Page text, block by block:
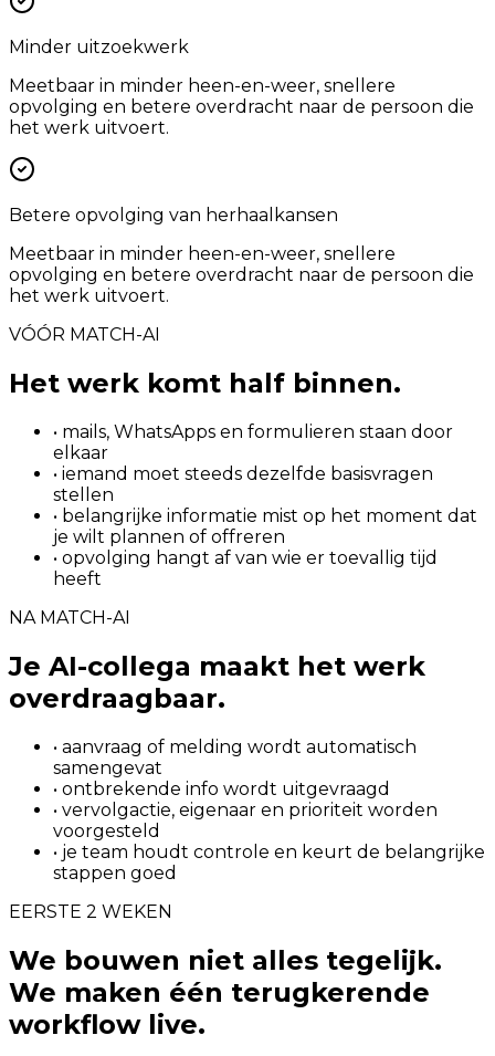
Minder uitzoekwerk
Meetbaar in minder heen-en-weer, snellere
opvolging en betere overdracht naar de persoon die
het werk uitvoert.
Betere opvolging van herhaalkansen
Meetbaar in minder heen-en-weer, snellere
opvolging en betere overdracht naar de persoon die
het werk uitvoert.
VÓÓR MATCH-AI
Het werk komt half binnen.
• mails, WhatsApps en formulieren staan door
elkaar
• iemand moet steeds dezelfde basisvragen
stellen
• belangrijke informatie mist op het moment dat
je wilt plannen of offreren
• opvolging hangt af van wie er toevallig tijd
heeft
NA MATCH-AI
Je AI-collega maakt het werk
overdraagbaar.
• aanvraag of melding wordt automatisch
samengevat
• ontbrekende info wordt uitgevraagd
• vervolgactie, eigenaar en prioriteit worden
voorgesteld
• je team houdt controle en keurt de belangrijke
stappen goed
EERSTE 2 WEKEN
We bouwen niet alles tegelijk.
We maken één terugkerende
workflow live.